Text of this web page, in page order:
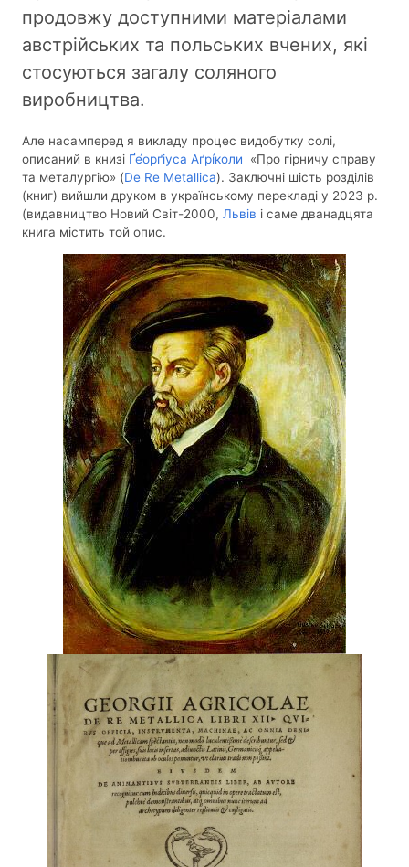
продовжу доступними матеріалами
австрійських та польських вчених, які
стосуються загалу соляного
виробництва.
Але насамперед я викладу процес видобутку солі,
описаний в книзі Ґе́орґіуса Аґрі́коли «Про гірничу справу
та металургію» (De Re Metallica). Заключні шість розділів
(книг) вийшли друком в українському перекладі у 2023 р.
(видавництво Новий Світ-2000, Львів і саме дванадцята
книга містить той опис.